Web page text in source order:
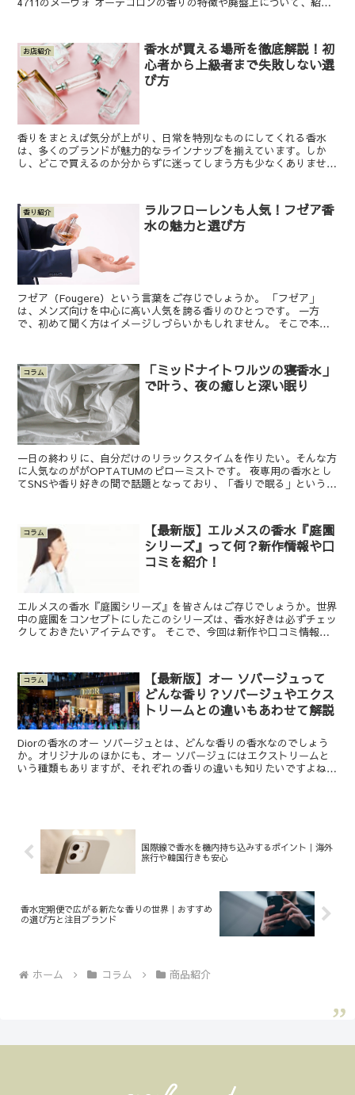
お店紹介
香水が買える場所を徹底解説！初
心者から上級者まで失敗しない選
び方
香りをまとえば気分が上がり、日常を特別なものにしてくれる香水
は、多くのブランドが魅力的なラインナップを揃えています。しか
し、どこで買えるのか分からずに迷ってしまう方も少なくありませ
香り紹介
ラルフローレンも人気！フゼア香
水の魅力と選び方
フゼア（Fougere）という言葉をご存じでしょうか。 「フゼア」
は、メンズ向けを中心に高い人気を誇る香りのひとつです。 一方
で、初めて聞く方はイメージしづらいかもしれません。 そこで本記
コラム
「ミッドナイトワルツの寝香水」
で叶う、夜の癒しと深い眠り
一日の終わりに、自分だけのリラックスタイムを作りたい。そんな方
に人気なのががOPTATUMのピローミストです。 夜専用の香水とし
てSNSや香り好きの間で話題となっており、「香りで眠る」という新
コラム
【最新版】エルメスの香水『庭園
シリーズ』って何？新作情報や口
コミを紹介！
エルメスの香水『庭園シリーズ』を皆さんはご存じでしょうか。世界
中の庭園をコンセプトにしたこのシリーズは、香水好きは必ずチェッ
クしておきたいアイテムです。 そこで、今回は新作や口コミ情報を
コラム
【最新版】オー ソバージュって
どんな香り？ソバージュやエクス
トリームとの違いもあわせて解説
Diorの香水のオー ソバージュとは、どんな香りの香水なのでしょう
か。オリジナルのほかにも、オー ソバージュにはエクストリームと
いう種類もありますが、それぞれの香りの違いも知りたいですよね。
国際線で香水を機内持ち込みするポイント｜海外
旅行や韓国行きも安心
香水定期便で広がる新たな香りの世界｜おすすめ
の選び方と注目ブランド
ホーム コラム 商品紹介